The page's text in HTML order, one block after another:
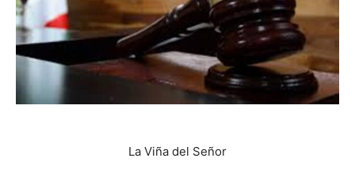
La Viña del Señor